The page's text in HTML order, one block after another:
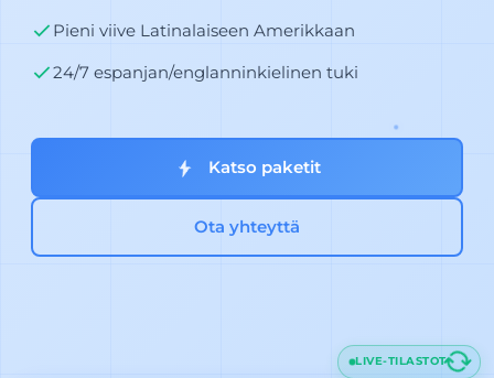
Pieni viive Latinalaiseen Amerikkaan
24/7 espanjan/englanninkielinen tuki
Katso paketit
Ota yhteyttä
LIVE-TILASTOT